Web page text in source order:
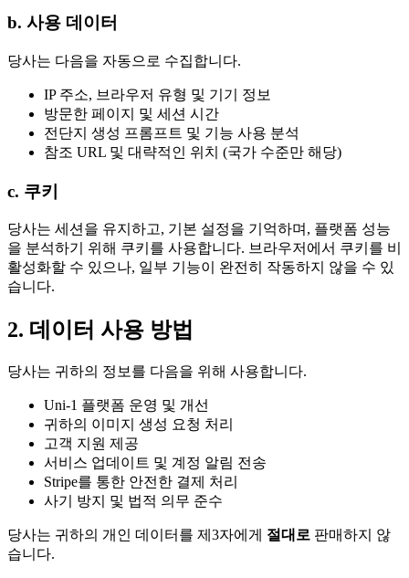
b. 사용 데이터
당사는 다음을 자동으로 수집합니다.
IP 주소, 브라우저 유형 및 기기 정보
방문한 페이지 및 세션 시간
전단지 생성 프롬프트 및 기능 사용 분석
참조 URL 및 대략적인 위치 (국가 수준만 해당)
c. 쿠키
당사는 세션을 유지하고, 기본 설정을 기억하며, 플랫폼 성능
을 분석하기 위해 쿠키를 사용합니다. 브라우저에서 쿠키를 비
활성화할 수 있으나, 일부 기능이 완전히 작동하지 않을 수 있
습니다.
2. 데이터 사용 방법
당사는 귀하의 정보를 다음을 위해 사용합니다.
Uni-1 플랫폼 운영 및 개선
귀하의 이미지 생성 요청 처리
고객 지원 제공
서비스 업데이트 및 계정 알림 전송
Stripe를 통한 안전한 결제 처리
사기 방지 및 법적 의무 준수
당사는 귀하의 개인 데이터를 제3자에게 절대로 판매하지 않
습니다.